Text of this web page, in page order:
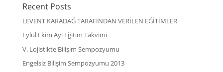
Recent Posts
LEVENT KARADAĞ TARAFINDAN VERİLEN EĞİTİMLER
Eylül Ekim Ayı Eğitim Takvimi
V. Lojistikte Bilişim Sempozyumu
Engelsiz Bilişim Sempozyumu 2013